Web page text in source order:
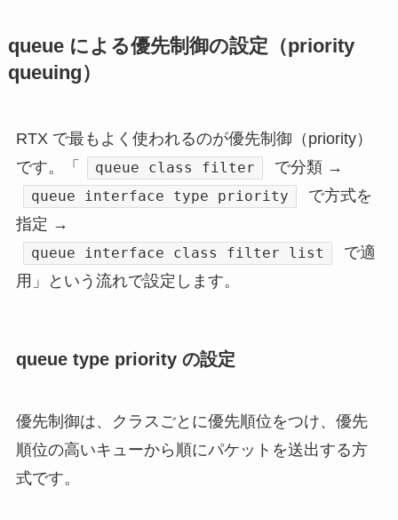
queue による優先制御の設定（priority
queuing）
RTX で最もよく使われるのが優先制御（priority）
です。「
queue class filter で分類 →
queue interface type priority
で方式を
指定 →
queue interface class filter list
で適
用」という流れで設定します。
queue type priority の設定
優先制御は、クラスごとに優先順位をつけ、優先
順位の高いキューから順にパケットを送出する方
式です。